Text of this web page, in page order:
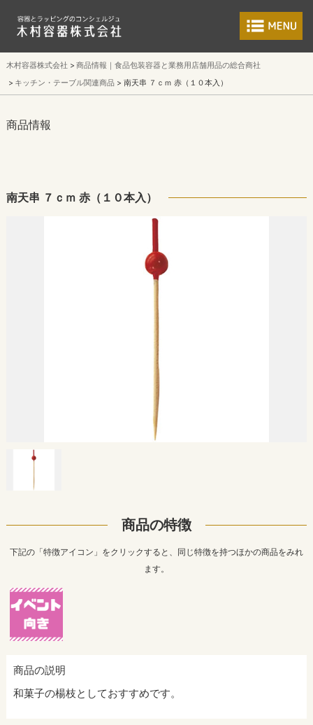
食品包装容器と
木村容器株式会社
商品情報｜食品包装容器と業務用店舗用品の総合商社
キッチン・テーブル関連商品
南天串 ７ｃｍ 赤（１０本入）
商品情報
南天串 ７ｃｍ 赤（１０本入）
商品の特徴
下記の「特徴アイコン」をクリックすると、同じ特徴を持つほかの商品をみれ
ます。
商品の説明
和菓子の楊枝としておすすめです。